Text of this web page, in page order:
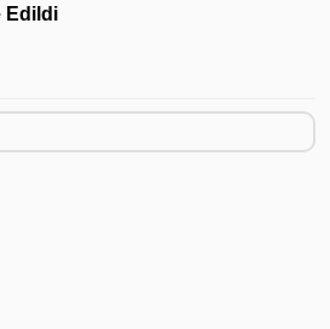
Edildi